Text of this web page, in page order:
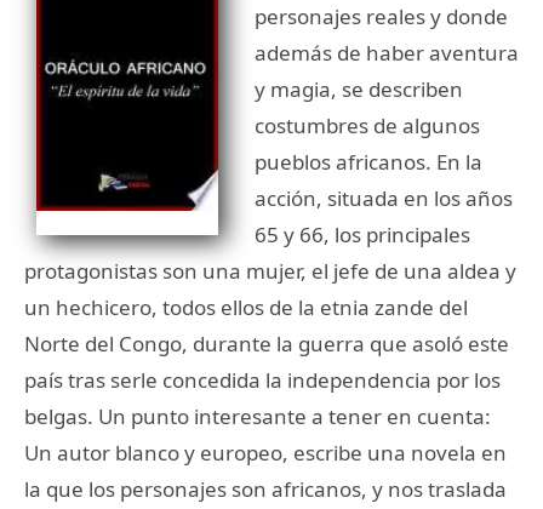
personajes reales y donde
además de haber aventura
y magia, se describen
costumbres de algunos
pueblos africanos. En la
acción, situada en los años
65 y 66, los principales
protagonistas son una mujer, el jefe de una aldea y
un hechicero, todos ellos de la etnia zande del
Norte del Congo, durante la guerra que asoló este
país tras serle concedida la independencia por los
belgas. Un punto interesante a tener en cuenta:
Un autor blanco y europeo, escribe una novela en
la que los personajes son africanos, y nos traslada